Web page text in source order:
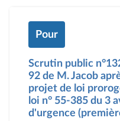
Pour
Scrutin public
92 de M. Jacob
projet de loi
loi n° 55-385 du 3
d'urgence